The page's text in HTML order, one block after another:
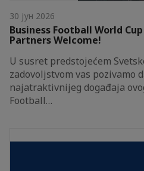
30 јун 2026
Business Football World
Partners Welcome!
U susret predstojećem
zadovoljstvom vas pozivamo
najatraktivnijeg događaja
Football…